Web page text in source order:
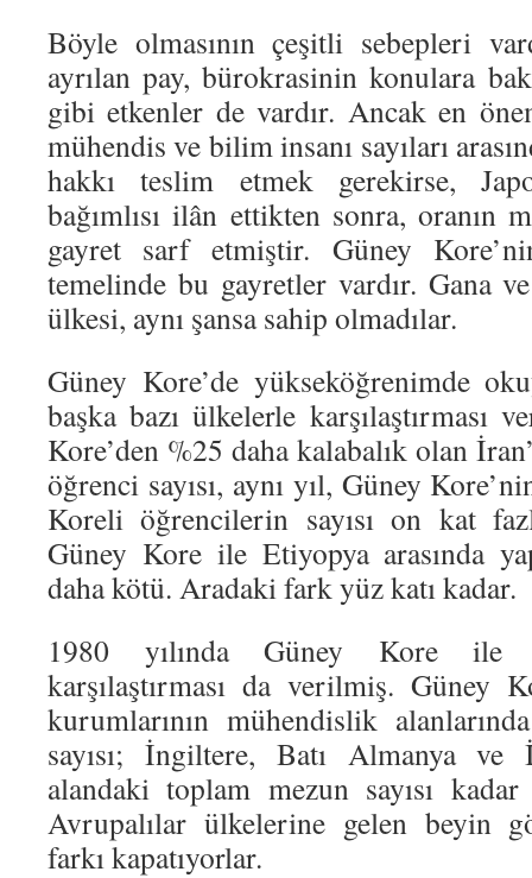
Böyle olmasının çeşitli sebepleri
ayrılan pay, bürokrasinin konulara
gibi etkenler de vardır. Ancak en
mühendis ve bilim insanı sayıları
hakkı teslim etmek gerekirse,
bağımlısı ilân ettikten sonra, oranın
gayret sarf etmiştir. Güney
temelinde bu gayretler vardır. Gana
ülkesi, aynı şansa sahip olmadılar.
Güney Kore’de yükseköğrenimde
başka bazı ülkelerle karşılaştırması
Kore’den %25 daha kalabalık olan
öğrenci sayısı, aynı yıl, Güney
Koreli öğrencilerin sayısı on kat
Güney Kore ile Etiyopya arasında
daha kötü. Aradaki fark yüz katı kadar.
1980 yılında Güney Kore ile
karşılaştırması da verilmiş. Güney
kurumlarının mühendislik
sayısı; İngiltere, Batı Almanya ve
alandaki toplam mezun sayısı
Avrupalılar ülkelerine gelen beyin
farkı kapatıyorlar.